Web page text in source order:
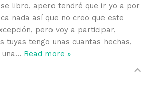
libro, apero tendré que ir yo a por
nada así que no creo que este
pero voy a participar,
tuyas tengo unas cuantas hechas,
… Read more »